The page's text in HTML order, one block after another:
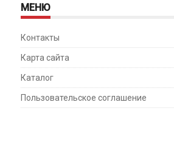
МЕНЮ
Контакты
Карта сайта
Каталог
Пользовательское соглашение